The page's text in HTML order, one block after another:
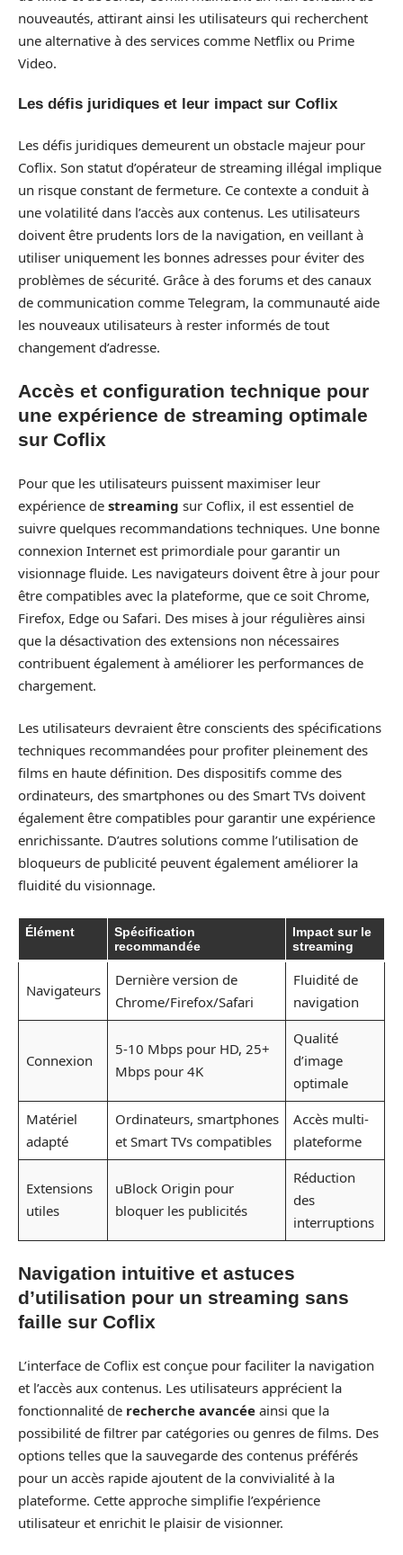
nouveautés, attirant ainsi les utilisateurs qui recherchent
une alternative à des services comme Netflix ou Prime
Video.
Les défis juridiques et leur impact sur Coflix
Les défis juridiques demeurent un obstacle majeur pour
Coflix. Son statut d’opérateur de streaming illégal implique
un risque constant de fermeture. Ce contexte a conduit à
une volatilité dans l’accès aux contenus. Les utilisateurs
doivent être prudents lors de la navigation, en veillant à
utiliser uniquement les bonnes adresses pour éviter des
problèmes de sécurité. Grâce à des forums et des canaux
de communication comme Telegram, la communauté aide
les nouveaux utilisateurs à rester informés de tout
changement d’adresse.
Accès et configuration technique pour
une expérience de streaming optimale
sur Coflix
Pour que les utilisateurs puissent maximiser leur
expérience de streaming sur Coflix, il est essentiel de
suivre quelques recommandations techniques. Une bonne
connexion Internet est primordiale pour garantir un
visionnage fluide. Les navigateurs doivent être à jour pour
être compatibles avec la plateforme, que ce soit Chrome,
Firefox, Edge ou Safari. Des mises à jour régulières ainsi
que la désactivation des extensions non nécessaires
contribuent également à améliorer les performances de
chargement.
Les utilisateurs devraient être conscients des spécifications
techniques recommandées pour profiter pleinement des
films en haute définition. Des dispositifs comme des
ordinateurs, des smartphones ou des Smart TVs doivent
également être compatibles pour garantir une expérience
enrichissante. D’autres solutions comme l’utilisation de
bloqueurs de publicité peuvent également améliorer la
fluidité du visionnage.
Élément
Spécification
recommandée
Impact sur le
streaming
Navigateurs
Dernière version de
Chrome/Firefox/Safari
Fluidité de
navigation
Connexion
5-10 Mbps pour HD, 25+
Mbps pour 4K
Qualité
d’image
optimale
Matériel
adapté
Ordinateurs, smartphones
et Smart TVs compatibles
Accès multi-
plateforme
Extensions
utiles
uBlock Origin pour
bloquer les publicités
Réduction
des
interruptions
Navigation intuitive et astuces
d’utilisation pour un streaming sans
faille sur Coflix
L’interface de Coflix est conçue pour faciliter la navigation
et l’accès aux contenus. Les utilisateurs apprécient la
fonctionnalité de recherche avancée ainsi que la
possibilité de filtrer par catégories ou genres de films. Des
options telles que la sauvegarde des contenus préférés
pour un accès rapide ajoutent de la convivialité à la
plateforme. Cette approche simplifie l’expérience
utilisateur et enrichit le plaisir de visionner.